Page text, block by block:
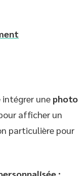
intégrer une photo
afficher un
particulière pour
: